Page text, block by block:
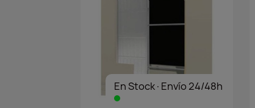
En Stock·Envío 24/48h